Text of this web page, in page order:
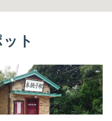
ト